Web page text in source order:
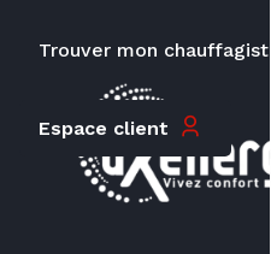
Trouver mon chauffagiste
Espace client